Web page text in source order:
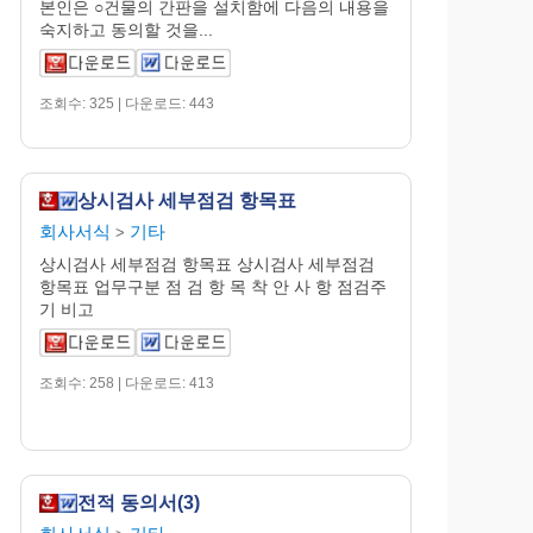
본인은 ○건물의 간판을 설치함에 다음의 내용을
숙지하고 동의할 것을...
조회수: 325 | 다운로드: 443
상시검사 세부점검 항목표
회사서식 > 기타
상시검사 세부점검 항목표 상시검사 세부점검
항목표 업무구분 점 검 항 목 착 안 사 항 점검주
기 비고
조회수: 258 | 다운로드: 413
전적 동의서(3)